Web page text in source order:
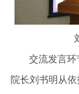
交流发言
院长刘书明从